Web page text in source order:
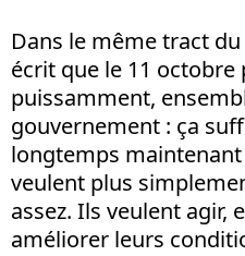
Dans le même tract
écrit que le 11
puissamment,
gouvernement : ça
longtemps
veulent plus
assez. Ils veulent agir,
améliorer leurs